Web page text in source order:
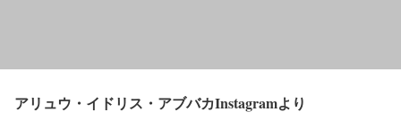
アリュウ・イドリス・アブバカInstagramより